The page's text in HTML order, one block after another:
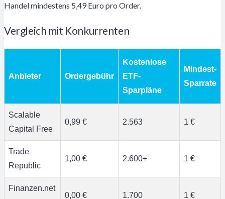
Handel mindestens 5,49 Euro pro Order.
Vergleich mit Konkurrenten
Anbieter Ordergebühr
Kostenlose
ETF-
Sparpläne
Mindest-
Sparrate
Scalable
Capital Free
0,99 € 2.563 1 €
Trade
Republic
1,00 € 2.600+ 1 €
Finanzen.net
0,00 € 1.700 1 €